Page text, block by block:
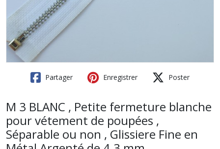
Partager Enregistrer Poster
M 3 BLANC , Petite fermeture blanche
pour vétement de poupées ,
Séparable ou non , Glissiere Fine en